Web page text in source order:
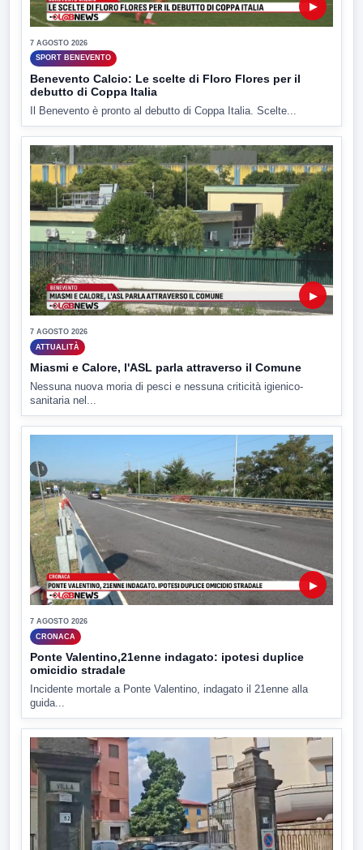
▶
7 AGOSTO 2026
SPORT BENEVENTO
Benevento Calcio: Le scelte di Floro Flores per il
debutto di Coppa Italia
Il Benevento è pronto al debutto di Coppa Italia. Scelte...
▶
7 AGOSTO 2026
ATTUALITÀ
Miasmi e Calore, l'ASL parla attraverso il Comune
Nessuna nuova moria di pesci e nessuna criticità igienico-
sanitaria nel...
▶
7 AGOSTO 2026
CRONACA
Ponte Valentino,21enne indagato: ipotesi duplice
omicidio stradale
Incidente mortale a Ponte Valentino, indagato il 21enne alla
guida...